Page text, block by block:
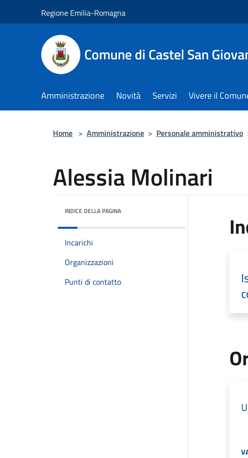
Regione Emilia-Romagna
Comune di Castel San
Amministrazione Novità Servizi Vivere il
Home > Amministrazione > Personale amministrativo
Alessia Molinari
INDICE DELLA PAGINA
Incarichi
Organizzazioni
Punti di contatto